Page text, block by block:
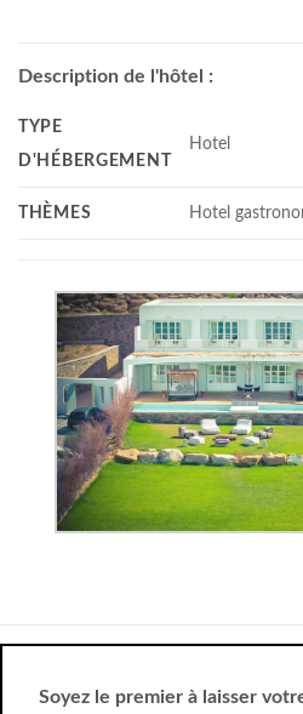
Description de l'hôtel :
TYPE
D'HÉBERGEMENT
Hotel
THÈMES Hotel
Soyez le premier à laisser